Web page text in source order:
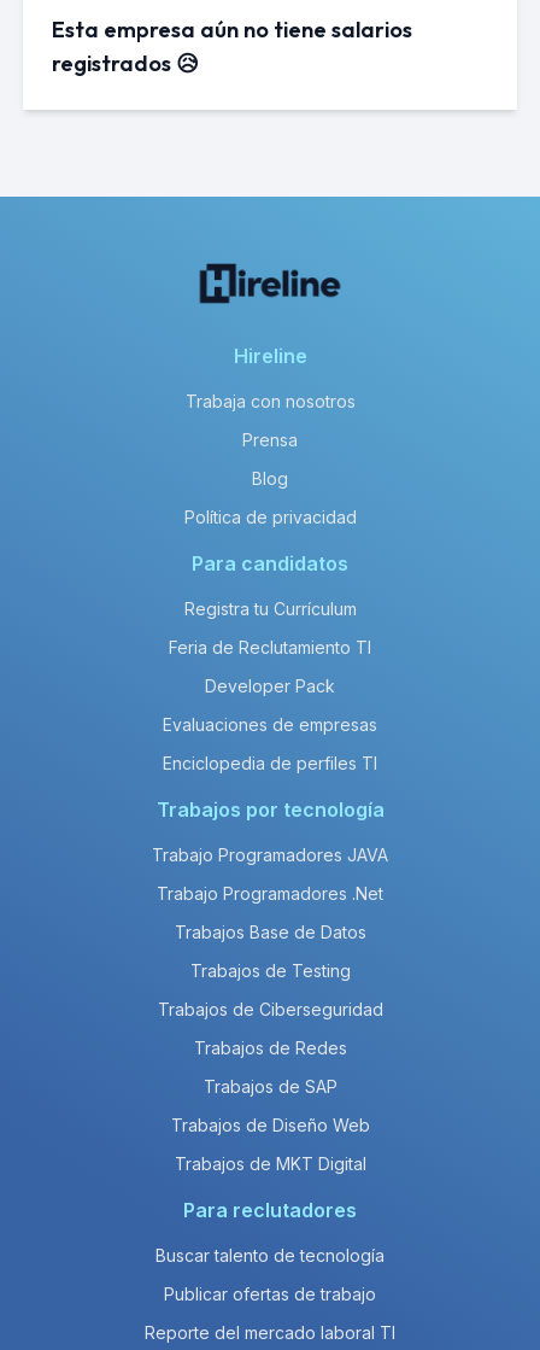
Esta empresa aún no tiene salarios
registrados 😥
Hireline
Trabaja con nosotros
Prensa
Blog
Política de privacidad
Para candidatos
Registra tu Currículum
Feria de Reclutamiento TI
Developer Pack
Evaluaciones de empresas
Enciclopedia de perfiles TI
Trabajos por tecnología
Trabajo Programadores JAVA
Trabajo Programadores .Net
Trabajos Base de Datos
Trabajos de Testing
Trabajos de Ciberseguridad
Trabajos de Redes
Trabajos de SAP
Trabajos de Diseño Web
Trabajos de MKT Digital
Para reclutadores
Buscar talento de tecnología
Publicar ofertas de trabajo
Reporte del mercado laboral TI